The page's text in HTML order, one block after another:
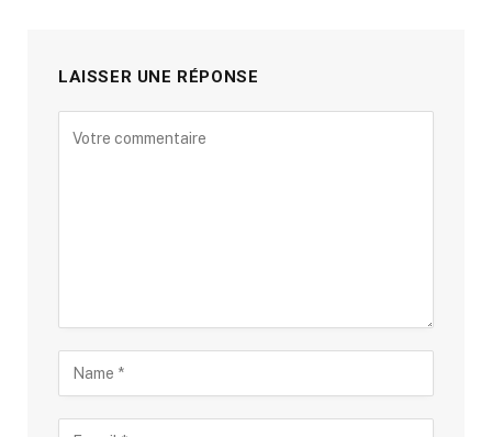
LAISSER UNE RÉPONSE